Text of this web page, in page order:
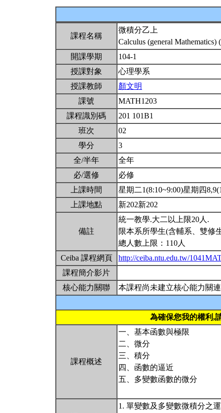
課程名稱
微積分乙上
Calculus (general Mathematics)
開課學期
104-1
授課對象
心理學系
授課教師
顏文明
課號
MATH1203
課程識別碼
201 101B1
班次
02
學分
3
全/半年
全年
必/選修
必修
上課時間
星期二1(8:10~9:00)星期四
上課地點
新202新202
備註
統一教學.大二以上限20人.
限本系所學生(含輔系、雙修
總人數上限：110人
Ceiba 課程網頁
http://ceiba.ntu.edu.tw/
課程簡介影片
核心能力關聯
本課程尚未建立核心能力關連
為確保您我的權利,
課程概述
一、基本函數與極限
二、微分
三、積分
四、函數的逼近
五、多變數函數的微分
1. 單變數及多變數微積分之